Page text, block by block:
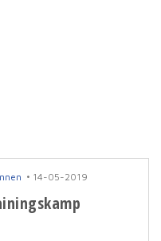
14-05-2019